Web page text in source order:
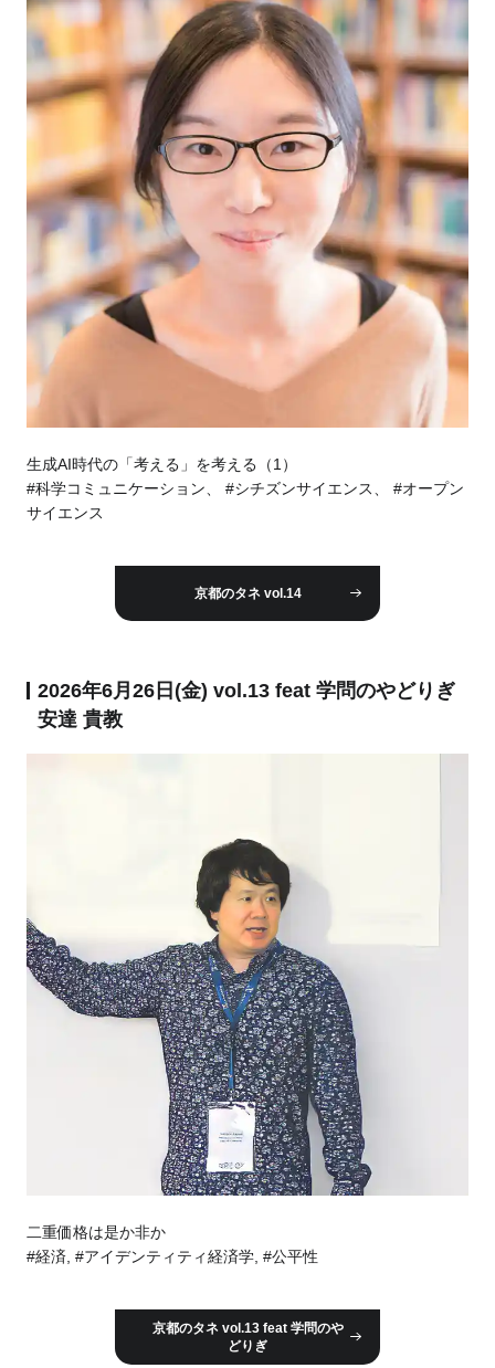
生成AI時代の「考える」を考える（1）
#科学コミュニケーション、 #シチズンサイエンス、 #オープン
サイエンス
京都のタネ vol.14
2026年6月26日(金) vol.13 feat 学問のやどりぎ
安達 貴教
二重価格は是か非か
#経済, #アイデンティティ経済学, #公平性
京都のタネ vol.13 feat 学問のや
どりぎ